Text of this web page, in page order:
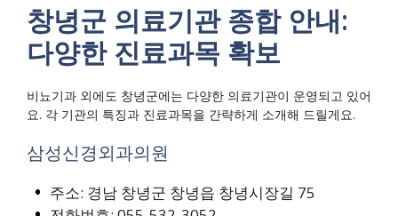
창녕군 의료기관 종합 안내:
다양한 진료과목 확보
비뇨기과 외에도 창녕군에는 다양한 의료기관이 운영되고 있어
요. 각 기관의 특징과 진료과목을 간략하게 소개해 드릴게요.
삼성신경외과의원
주소: 경남 창녕군 창녕읍 창녕시장길 75